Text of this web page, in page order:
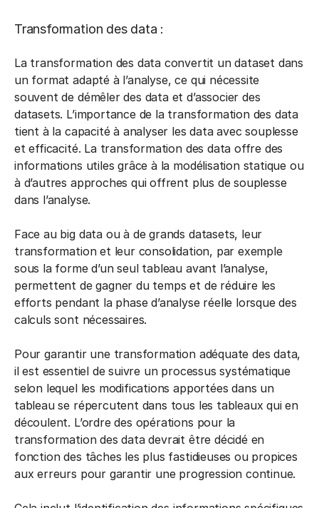
Transformation des data :
La transformation des data convertit un dataset dans
un format adapté à l’analyse, ce qui nécessite
souvent de démêler des data et d’associer des
datasets. L’importance de la transformation des data
tient à la capacité à analyser les data avec souplesse
et efficacité. La transformation des data offre des
informations utiles grâce à la modélisation statique ou
à d’autres approches qui offrent plus de souplesse
dans l’analyse.
Face au big data ou à de grands datasets, leur
transformation et leur consolidation, par exemple
sous la forme d’un seul tableau avant l’analyse,
permettent de gagner du temps et de réduire les
efforts pendant la phase d’analyse réelle lorsque des
calculs sont nécessaires.
Pour garantir une transformation adéquate des data,
il est essentiel de suivre un processus systématique
selon lequel les modifications apportées dans un
tableau se répercutent dans tous les tableaux qui en
découlent. L’ordre des opérations pour la
transformation des data devrait être décidé en
fonction des tâches les plus fastidieuses ou propices
aux erreurs pour garantir une progression continue.